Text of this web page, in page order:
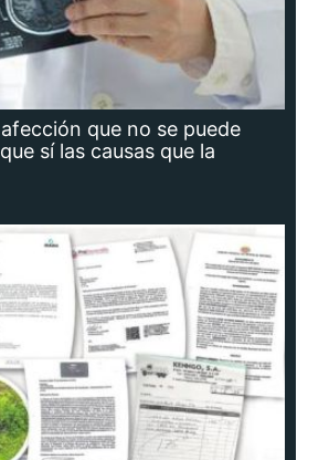
que no se puede
sí las causas que la